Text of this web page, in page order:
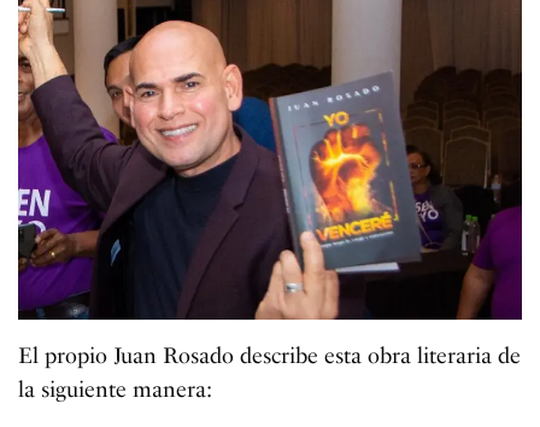
El propio Juan Rosado describe esta obra literaria de
la siguiente manera: